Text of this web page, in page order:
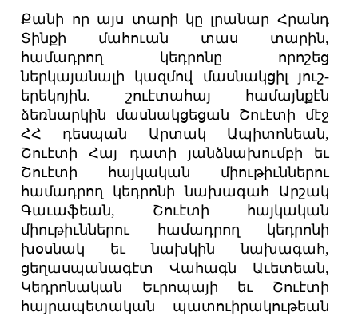
Քանի որ այս տարի կը լրանար Հրանդ
Տինքի մահուան տաս տարին,
համադրող կեդրոնը որոշեց
ներկայանալի կազմով մասնակցիլ յուշ-
երեկոյին. շուէտահայ համայնքէն
ձեռնարկին մասնակցեցան Շուէտի մէջ
ՀՀ դեսպան Արտակ Ապիտոնեան,
Շուէտի Հայ դատի յանձնախումբի եւ
Շուէտի հայկական միութիւններու
համադրող կեդրոնի նախագահ Արշակ
Գաւաֆեան, Շուէտի հայկական
միութիւններու համադրող կեդրոնի
խօսնակ եւ նախկին նախագահ,
ցեղասպանագէտ Վահագն Աւետեան,
Կեդրոնական Եւրոպայի եւ Շուէտի
հայրապետական պատուիրակութեան